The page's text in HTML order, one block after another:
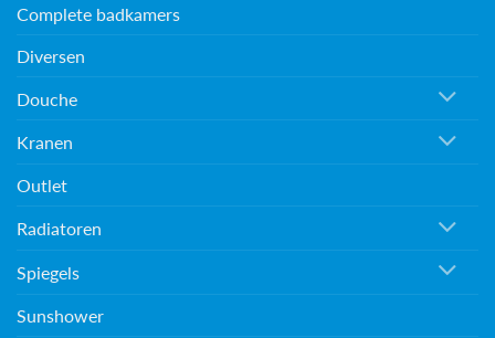
Complete badkamers
Diversen
Douche
Kranen
Outlet
Radiatoren
Spiegels
Sunshower